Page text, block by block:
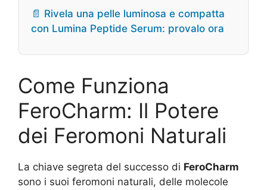
📄 Rivela una pelle luminosa e compatta
con Lumina Peptide Serum: provalo ora
Come Funziona
FeroCharm: Il Potere
dei Feromoni Naturali
La chiave segreta del successo di FeroCharm
sono i suoi feromoni naturali, delle molecole